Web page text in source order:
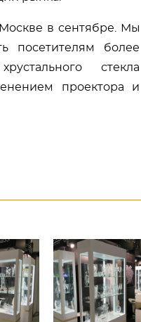
в сентябре. Мы
посетителям более
стекла
проектора и